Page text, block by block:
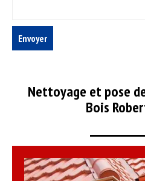
Nettoyage et pose
Bois